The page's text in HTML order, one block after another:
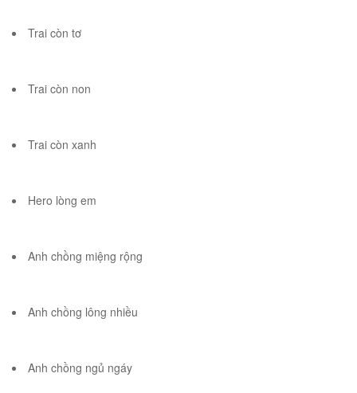
Trai còn tơ
Trai còn non
Trai còn xanh
Hero lòng em
Anh chồng miệng rộng
Anh chồng lông nhiều
Anh chồng ngủ ngáy